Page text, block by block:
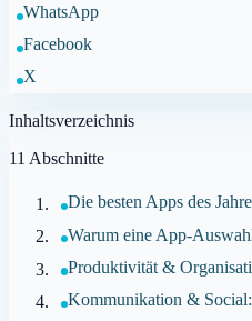
WhatsApp
Facebook
X
Inhaltsverzeichnis
11 Abschnitte
Die besten Apps des
Warum eine App-
Produktivität &
Kommunikation & Social: